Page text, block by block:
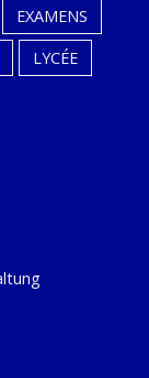
EXAMENS
LYCÉE